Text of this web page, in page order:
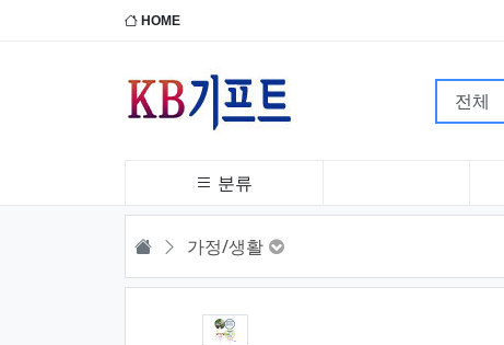
HOME
분류
HOME 가정/생활